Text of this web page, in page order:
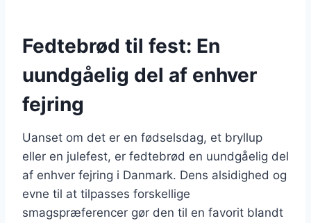
Fedtebrød til fest: En
uundgåelig del af enhver
fejring
Uanset om det er en fødselsdag, et bryllup
eller en julefest, er fedtebrød en uundgåelig del
af enhver fejring i Danmark. Dens alsidighed og
evne til at tilpasses forskellige
smagspræferencer gør den til en favorit blandt